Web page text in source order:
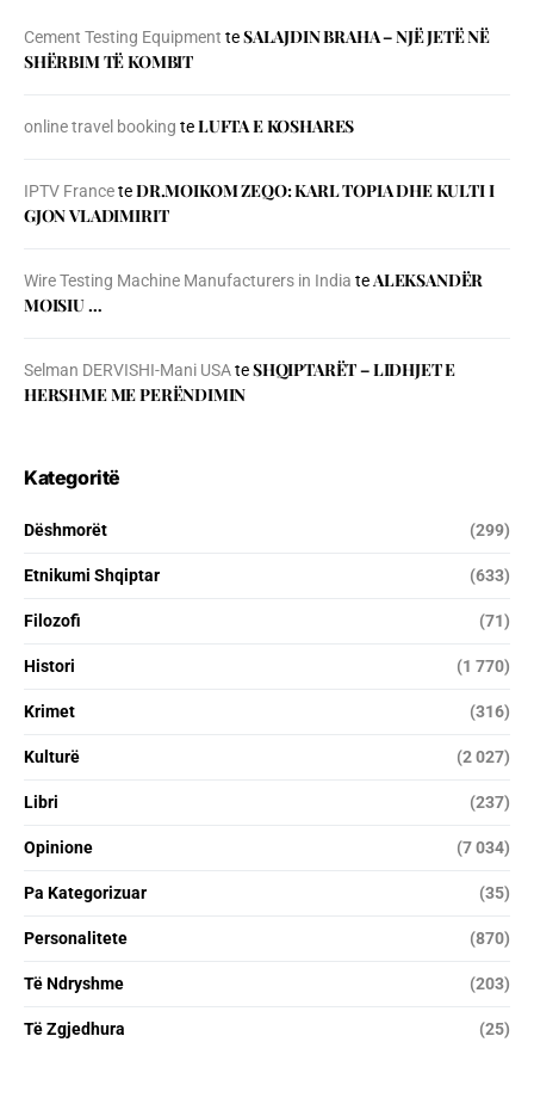
Cement Testing Equipment teSALAJDIN BRAHA – NJЁ JETЁ NЁ
SHЁRBIM TЁ KOMBIT
online travel booking teLUFTA E KOSHARES
IPTV FranceteDR.MOIKOM ZEQO: KARL TOPIA DHE KULTI I
GJON VLADIMIRIT
Wire Testing Machine Manufacturers in India teALEKSANDËR
MOISIU …
Selman DERVISHI-Mani USAteSHQIPTARËT – LIDHJET E
HERSHME ME PERËNDIMIN
Kategoritë
Dëshmorët (299)
Etnikumi Shqiptar (633)
Filozofi (71)
Histori (1 770)
Krimet (316)
Kulturë (2 027)
Libri (237)
Opinione (7 034)
Pa Kategorizuar (35)
Personalitete (870)
Të Ndryshme (203)
Të Zgjedhura (25)